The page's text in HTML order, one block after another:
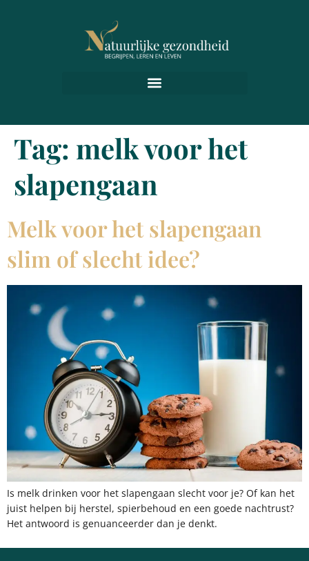
Tag: melk voor het
slapengaan
Melk voor het slapengaan
slim of slecht idee?
Is melk drinken voor het slapengaan slecht voor je? Of kan het
juist helpen bij herstel, spierbehoud en een goede nachtrust?
Het antwoord is genuanceerder dan je denkt.